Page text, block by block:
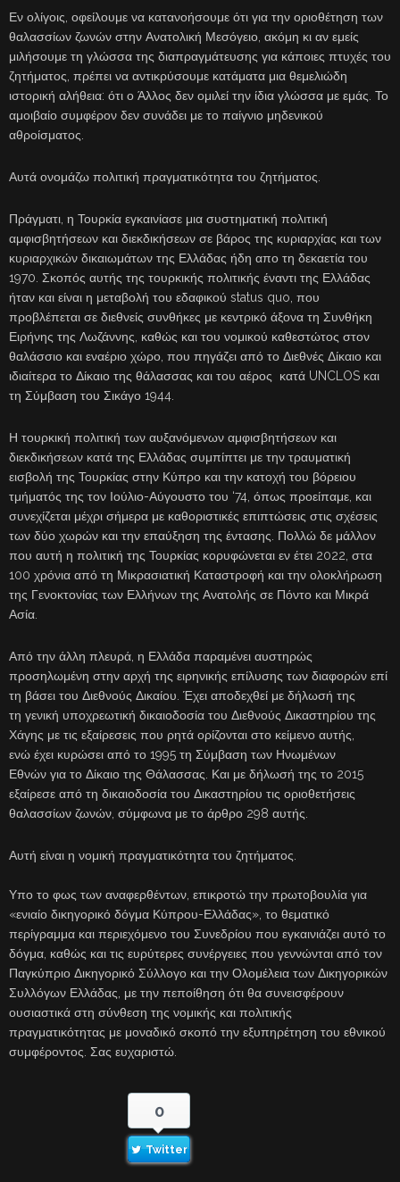
Εν ολίγοις, οφείλουμε να κατανοήσουμε ότι για την οριοθέτηση των
θαλασσίων ζωνών στην Ανατολική Μεσόγειο, ακόμη κι αν εμείς
μιλήσουμε τη γλώσσα της διαπραγμάτευσης για κάποιες πτυχές του
ζητήματος, πρέπει να αντικρύσουμε κατάματα μια θεμελιώδη
ιστορική αλήθεια: ότι ο Άλλος δεν ομιλεί την ίδια γλώσσα με εμάς. Το
αμοιβαίο συμφέρον δεν συνάδει με το παίγνιο μηδενικού
αθροίσματος.
Αυτά ονομάζω πολιτική πραγματικότητα του ζητήματος.
Πράγματι, η Τουρκία εγκαινίασε μια συστηματική πολιτική
αμφισβητήσεων και διεκδικήσεων σε βάρος της κυριαρχίας και των
κυριαρχικών δικαιωμάτων της Ελλάδας ήδη απο τη δεκαετία του
1970. Σκοπός αυτής της τουρκικής πολιτικής έναντι της Ελλάδας
ήταν και είναι η μεταβολή του εδαφικού status quo, που
προβλέπεται σε διεθνείς συνθήκες με κεντρικό άξονα τη Συνθήκη
Ειρήνης της Λωζάννης, καθώς και του νομικού καθεστώτος στον
θαλάσσιο και εναέριο χώρο, που πηγάζει από το Διεθνές Δίκαιο και
ιδιαίτερα το Δίκαιο της θάλασσας και του αέρος κατά UNCLOS και
τη Σύμβαση του Σικάγο 1944.
Η τουρκική πολιτική των αυξανόμενων αμφισβητήσεων και
διεκδικήσεων κατά της Ελλάδας συμπίπτει με την τραυματική
εισβολή της Τουρκίας στην Κύπρο και την κατοχή του βόρειου
τμήματός της τον Ιούλιο-Αύγουστο του ‘74, όπως προείπαμε, και
συνεχίζεται μέχρι σήμερα με καθοριστικές επιπτώσεις στις σχέσεις
των δύο χωρών και την επαύξηση της έντασης. Πολλώ δε μάλλον
που αυτή η πολιτική της Τουρκίας κορυφώνεται εν έτει 2022, στα
100 χρόνια από τη Μικρασιατική Καταστροφή και την ολοκλήρωση
της Γενοκτονίας των Ελλήνων της Ανατολής σε Πόντο και Μικρά
Ασία.
Από την άλλη πλευρά, η Ελλάδα παραμένει αυστηρώς
προσηλωμένη στην αρχή της ειρηνικής επίλυσης των διαφορών επί
τη βάσει του Διεθνούς Δικαίου. Έχει αποδεχθεί με δήλωσή της
τη γενική υποχρεωτική δικαιοδοσία του Διεθνούς Δικαστηρίου της
Χάγης με τις εξαίρεσεις που ρητά ορίζονται στο κείμενο αυτής,
ενώ έχει κυρώσει από το 1995 τη Σύμβαση των Ηνωμένων
Εθνών για το Δίκαιο της Θάλασσας. Και με δήλωσή της το 2015
εξαίρεσε από τη δικαιοδοσία του Δικαστηρίου τις οριοθετήσεις
θαλασσίων ζωνών, σύμφωνα με το άρθρο 298 αυτής.
Αυτή είναι η νομική πραγματικότητα του ζητήματος.
Υπο το φως των αναφερθέντων, επικροτώ την πρωτοβουλία για
«ενιαίο δικηγορικό δόγμα Κύπρου-Ελλάδας», το θεματικό
περίγραμμα και περιεχόμενο του Συνεδρίου που εγκαινιάζει αυτό το
δόγμα, καθώς και τις ευρύτερες συνέργειες που γεννώνται από τον
Παγκύπριο Δικηγορικό Σύλλογο και την Ολομέλεια των Δικηγορικών
Συλλόγων Ελλάδας, με την πεποίθηση ότι θα συνεισφέρουν
ουσιαστικά στη σύνθεση της νομικής και πολιτικής
πραγματικότητας με μοναδικό σκοπό την εξυπηρέτηση του εθνικού
συμφέροντος. Σας ευχαριστώ.
0
Twitter